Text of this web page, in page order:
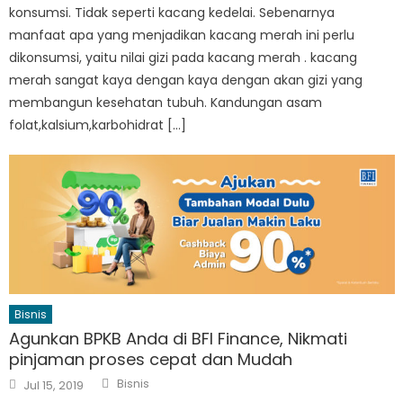
konsumsi. Tidak seperti kacang kedelai. Sebenarnya
manfaat apa yang menjadikan kacang merah ini perlu
dikonsumsi, yaitu nilai gizi pada kacang merah . kacang
merah sangat kaya dengan kaya dengan akan gizi yang
membangun kesehatan tubuh. Kandungan asam
folat,kalsium,karbohidrat […]
Bisnis
Agunkan BPKB Anda di BFI Finance, Nikmati
pinjaman proses cepat dan Mudah
Posted
on
Jul 15, 2019 Author
Bisnis